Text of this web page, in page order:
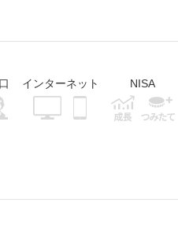
インターネット NISA